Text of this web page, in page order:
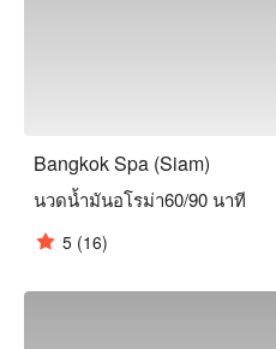
Bangkok Spa (Siam)
นวดน้ำมันอโรม่า60/90 นาที
5 (16)